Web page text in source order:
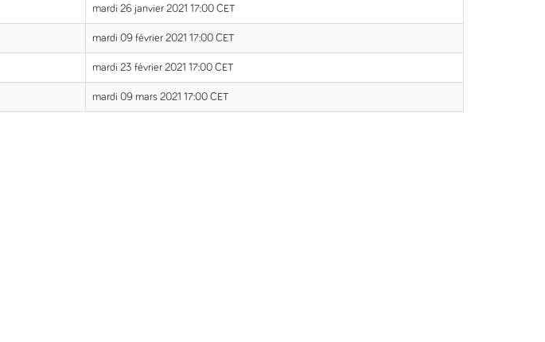
mardi 26 janvier 2021 17:00 CET
mardi 09 février 2021 17:00 CET
mardi 23 février 2021 17:00 CET
mardi 09 mars 2021 17:00 CET